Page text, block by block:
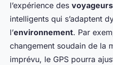
l’expérience des voyageurs
intelligents qui s’adaptent
l’environnement. Par
changement soudain de la
imprévu, le GPS pourra